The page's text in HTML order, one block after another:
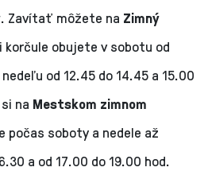
. Zavítať môžete na Zimný
korčule obujete v sobotu od
od 12.45 do 14.45 a 15.00
si na Mestskom zimnom
počas soboty a nedele až
a od 17.00 do 19.00 hod.